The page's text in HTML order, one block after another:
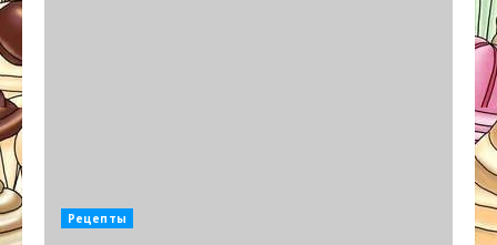
Рецепты